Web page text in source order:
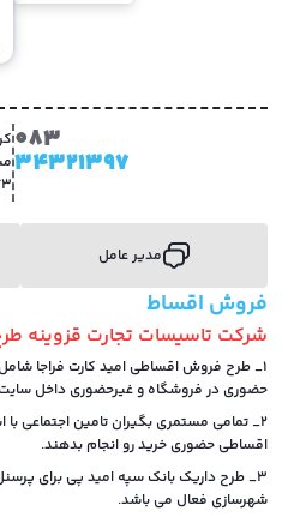
083
34321397
مدیر عامل
فروش اقساط
شرکت تاسیسات تجارت قزوینه
1_ طرح فروش اقساطی امید کارت فراجا
حضوری در فروشگاه و غیرحضوری داخل
2_ تمامی مستمری بگیران تامین اجتماعی با
اقساطی حضوری خرید رو انجام بدهند.
3_ طرح داریک بانک سپه امید پی برای
شهرسازی فعال می باشد.